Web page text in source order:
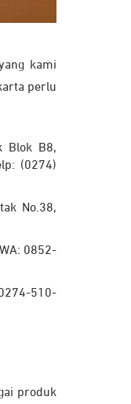
kami
perlu
Blok B8,
(0274)
No.38,
0852-
510-
produk